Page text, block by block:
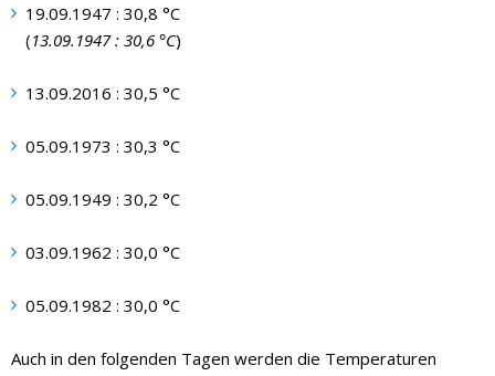
19.09.1947 : 30,8 °C
(13.09.1947 : 30,6 °C)
13.09.2016 : 30,5 °C
05.09.1973 : 30,3 °C
05.09.1949 : 30,2 °C
03.09.1962 : 30,0 °C
05.09.1982 : 30,0 °C
Auch in den folgenden Tagen werden die Temperaturen